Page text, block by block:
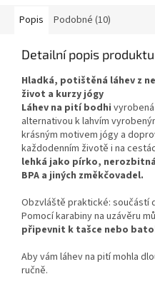
funkční doplněk pro každého,
Popis Podobné (10)
Detailní popis produktu
Hladká, potištěná láhev z
život a kurzy jógy
Láhev na pití bodhi
alternativou k lahvím
krásným motivem jógy a
každodenním životě i na
lehká jako pírko,
BPA a jiných změkčovadel.
Obzvláště praktické: součástí
Pomocí karabiny na uzávěru
připevnit k tašce nebo
Aby vám láhev na pití mohla
ručně.